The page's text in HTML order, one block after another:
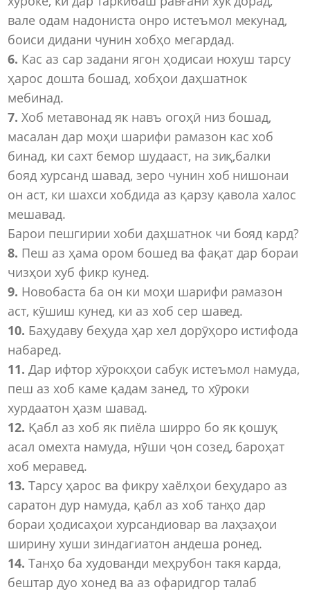
вале одам надониста онро истеъмол мекунад,
боиси дидани чунин хобҳо мегардад.
6. Кас аз сар задани ягон ҳодисаи нохуш тарсу
ҳарос дошта бошад, хобҳои даҳшатнок
мебинад.
7. Хоб метавонад як навъ огоҳӣ низ бошад,
масалан дар моҳи шарифи рамазон кас хоб
бинад, ки сахт бемор шудааст, на зиқ,балки
бояд хурсанд шавад, зеро чунин хоб нишонаи
он аст, ки шахси хобдида аз қарзу қавола халос
мешавад.
Барои пешгирии хоби даҳшатнок чи бояд кард?
8. Пеш аз ҳама ором бошед ва фақат дар бораи
чизҳои хуб фикр кунед.
9. Новобаста ба он ки моҳи шарифи рамазон
аст, кӯшиш кунед, ки аз хоб сер шавед.
10. Баҳудаву беҳуда ҳар хел дорӯҳоро истифода
набаред.
11.Дар ифтор хӯрокҳои сабук истеъмол намуда,
пеш аз хоб каме қадам занед, то хӯроки
хурдаатон ҳазм шавад.
12. Қабл аз хоб як пиёла ширро бо як қошуқ
асал омехта намуда, нӯши ҷон созед, бароҳат
хоб меравед.
13. Тарсу ҳарос ва фикру хаёлҳои беҳударо аз
саратон дур намуда, қабл аз хоб танҳо дар
бораи ҳодисаҳои хурсандиовар ва лаҳзаҳои
ширину хуши зиндагиатон андеша ронед.
14. Танҳо ба худованди меҳрубон такя карда,
бештар дуо хонед ва аз офаридгор талаб